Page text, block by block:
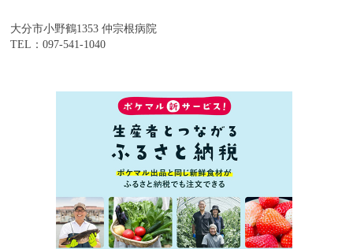
大分市小野鶴1353 仲宗根病院
TEL：097-541-1040